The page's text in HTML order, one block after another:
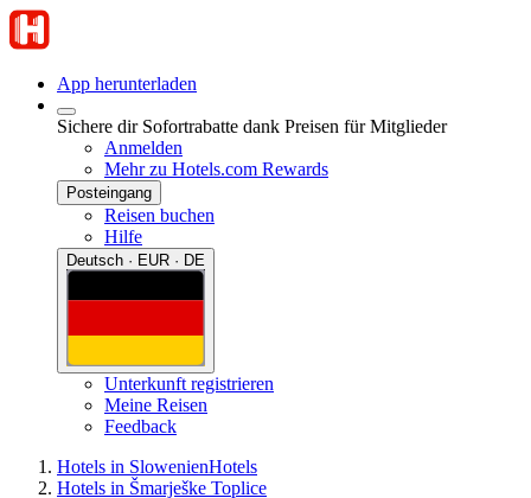
App herunterladen
Sichere dir Sofortrabatte dank Preisen für Mitglieder
Anmelden
Mehr zu Hotels.com Rewards
Posteingang
Reisen buchen
Hilfe
Deutsch · EUR · DE
Unterkunft registrieren
Meine Reisen
Feedback
Hotels in SlowenienHotels
Hotels in Šmarješke Toplice